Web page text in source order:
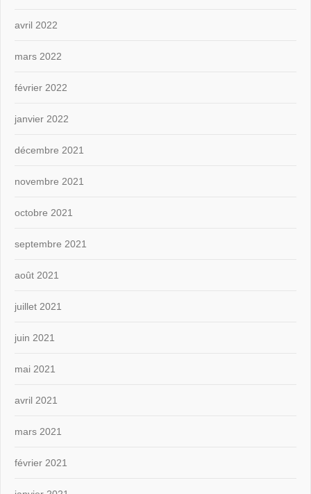
avril 2022
mars 2022
février 2022
janvier 2022
décembre 2021
novembre 2021
octobre 2021
septembre 2021
août 2021
juillet 2021
juin 2021
mai 2021
avril 2021
mars 2021
février 2021